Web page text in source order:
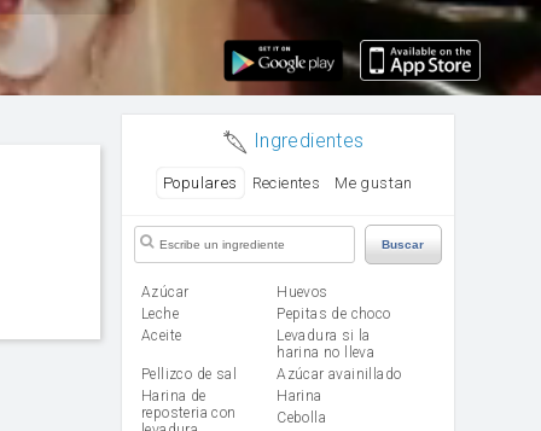
Ingredientes
Populares Recientes Me gustan
Buscar
Azúcar
huevos
leche
Pepitas de choco
aceite
Levadura si la
harina no lleva
Pellizco de sal
Azúcar avainillado
Harina de
reposteria con
harina
cebolla